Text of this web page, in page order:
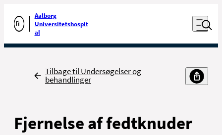
Gå til forsiden
Aalborg
Universitetshospit
al
Åben
Udfør søgning
Tilbage
Tilbage til Undersøgelser og
behandlinger
Fjernelse af fedtknuder